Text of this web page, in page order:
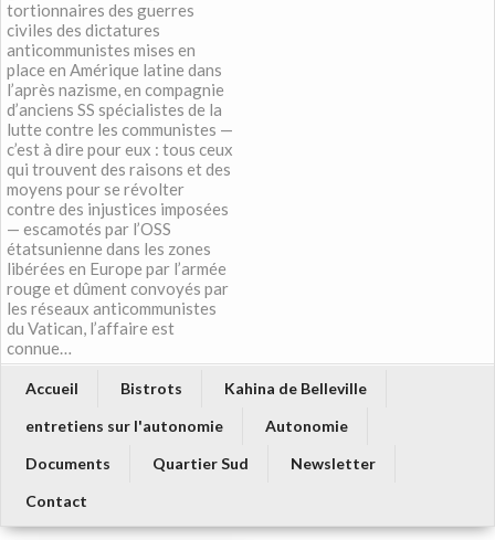
tortionnaires des guerres
civiles des dictatures
anticommunistes mises en
place en Amérique latine dans
l’après nazisme, en compagnie
d’anciens SS spécialistes de la
lutte contre les communistes —
c’est à dire pour eux : tous ceux
qui trouvent des raisons et des
moyens pour se révolter
contre des injustices imposées
— escamotés par l’OSS
étatsunienne dans les zones
libérées en Europe par l’armée
rouge et dûment convoyés par
les réseaux anticommunistes
du Vatican, l’affaire est
connue…
Accueil Bistrots
Kahina de Belleville
entretiens sur l'autonomie
Autonomie
Documents
Quartier Sud
Newsletter
Contact